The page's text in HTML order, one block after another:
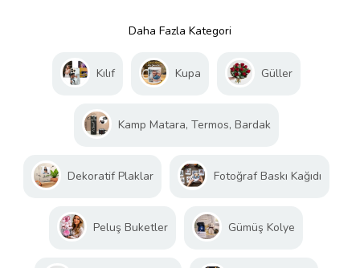
Daha Fazla Kategori
Kılıf Kupa Güller
Kamp Matara, Termos, Bardak
Dekoratif Plaklar Fotoğraf Baskı Kağıdı
Peluş Buketler Gümüş Kolye